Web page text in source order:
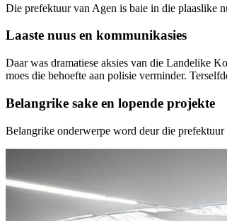
Die prefektuur van Agen is baie in die plaaslike
Laaste nuus en kommunikasies
Daar was dramatiese aksies van die Landelike
moes die behoefte aan polisie verminder.
Belangrike sake en lopende projekte
Belangrike onderwerpe word deur die